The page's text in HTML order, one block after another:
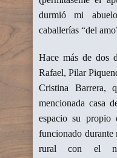
durmió mi
caballerías “del
Hace más de dos
Rafael, Pilar
Cristina Barrera,
mencionada casa
espacio su propio
funcionado durante
rural con el